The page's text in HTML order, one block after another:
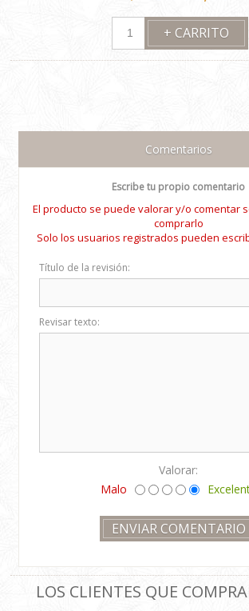
Comentarios
Escribe tu propio comentario
El producto se puede valorar y/o comentar
comprarlo
Solo los usuarios registrados pueden
Título de la revisión:
Revisar texto:
Valorar:
Malo
LOS CLIENTES QUE